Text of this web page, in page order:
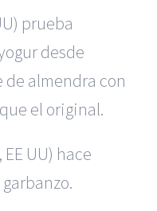
prueba
desde
almendra con
el original.
UU) hace